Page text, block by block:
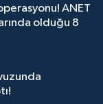
ANET
olduğu 8